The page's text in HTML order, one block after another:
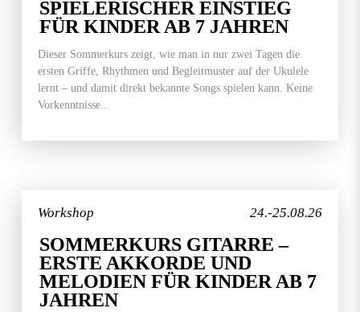
SPIELERISCHER EINSTIEG
FÜR KINDER AB 7 JAHREN
Dieser Sommerkurs zeigt, wie man in nur zwei Tagen die
ersten Griffe, Rhythmen und Begleitmuster auf der Ukulele
lernt – und damit direkt bekannte Songs spielen kann. Keine
Vorkenntnisse...
24.-25.08.26
Workshop
SOMMERKURS GITARRE –
ERSTE AKKORDE UND
MELODIEN FÜR KINDER AB 7
JAHREN